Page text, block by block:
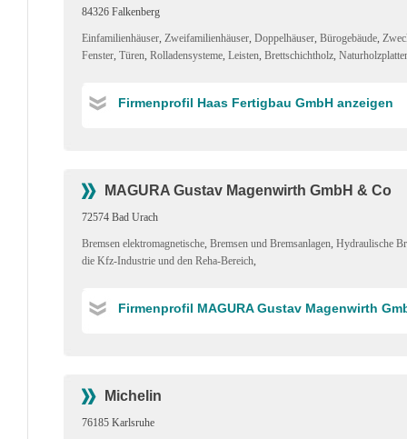
84326 Falkenberg
Einfamilienhäuser, Zweifamilienhäuser, Doppelhäuser, Bürogebäude,
Fenster, Türen, Rolladensysteme, Leisten, Brettschichtholz,
Firmenprofil Haas Fertigbau GmbH anzeigen
MAGURA Gustav Magenwirth GmbH & Co
72574 Bad Urach
Bremsen elektromagnetische, Bremsen und Bremsanlagen, Hydraulische
die Kfz-Industrie und den Reha-Bereich,
Firmenprofil MAGURA Gustav Magenwirth
Michelin
76185 Karlsruhe